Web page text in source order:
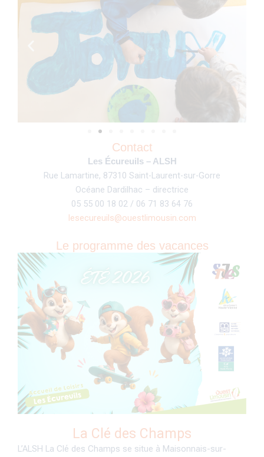
Contact
Les Écureuils – ALSH
Rue Lamartine, 87310 Saint-Laurent-sur-Gorre
Océane Dardilhac – directrice
05 55 00 18 02 / 06 71 83 64 76
lesecureuils@ouestlimousin.com
Le programme des vacances
La Clé des Champs
L’ALSH La Clé des Champs se situe à Maisonnais-sur-